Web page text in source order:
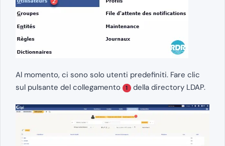
Al momento, ci sono solo utenti predefiniti. Fare clic
sul pulsante del collegamento
1 della directory LDAP.